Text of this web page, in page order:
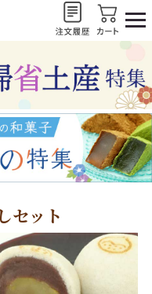
セット